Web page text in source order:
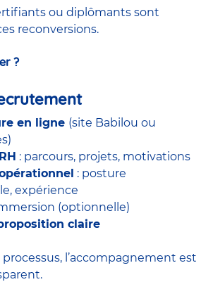
ou diplômants sont
reconversions.
?
en ligne (site Babilou ou
: parcours, projets, motivations
: posture
expérience
(optionnelle)
claire
l’accompagnement est